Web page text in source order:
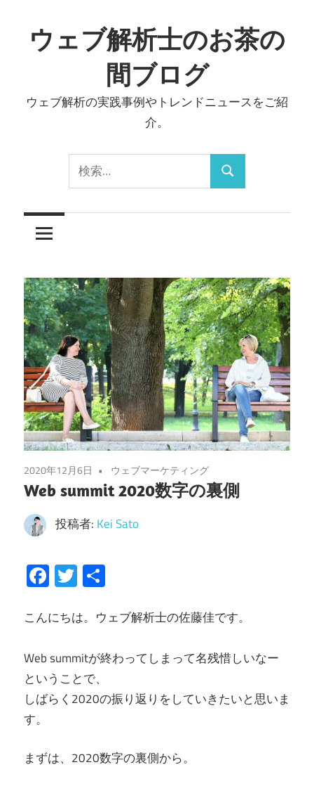
ン
へ
ウェブ解析士のお茶の
間ブログ
ウェブ解析の実践事例やトレンドニュースをご紹
介。
索:
検
2020年12月6日 ウェブマーケティング
Web summit 2020数字の裏側
投稿者: Kei Sato
Facebook
Twitter
こんにちは。ウェブ解析士の佐藤佳です。
Web summitが終わってしまって名残惜しいなー
ということで、
しばらく2020の振り返りをしていきたいと思いま
す。
まずは、2020数字の裏側から。